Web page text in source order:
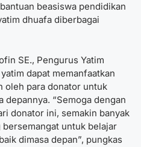
beasiswa pendidikan
dhuafa diberbagai
SE., Pengurus Yatim
dapat memanfaatkan
oleh para donator untuk
“Semoga dengan
donator ini, semakin banyak
untuk belajar
dimasa depan”, pungkas